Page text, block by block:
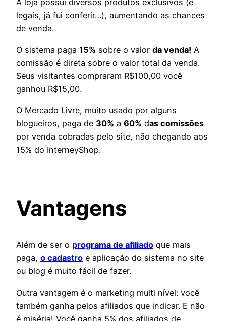
legais, já fui conferir…), aumentando as chances
de venda.
O sistema paga 15% sobre o valor da venda! A
comissão é direta sobre o valor total da venda.
Seus visitantes compraram R$100,00 você
ganhou R$15,00.
O Mercado Livre, muito usado por alguns
blogueiros, paga de 30% a 60% das comissões
por venda cobradas pelo site, não chegando aos
15% do InterneyShop.
Vantagens
Além de ser o programa de afiliado que mais
paga, o cadastro e aplicação do sistema no site
ou blog é muito fácil de fazer.
Outra vantagem é o marketing multi nível: você
também ganha pelos afiliados que indicar. E não
é miséria! Você ganha 5% dos afiliados de